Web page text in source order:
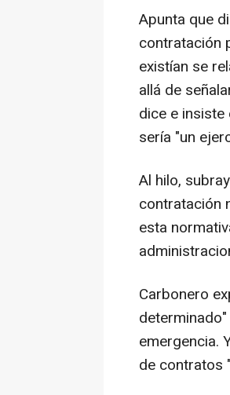
Apunta que
contratación
existían se
allá de
dice e
sería "un
Al hilo,
contratación
esta
Carbonero
emergencia.
de contratos